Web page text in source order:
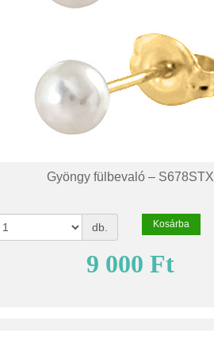
Gyöngy fülbevaló – S678STX
db. Kosárba
9 000 Ft